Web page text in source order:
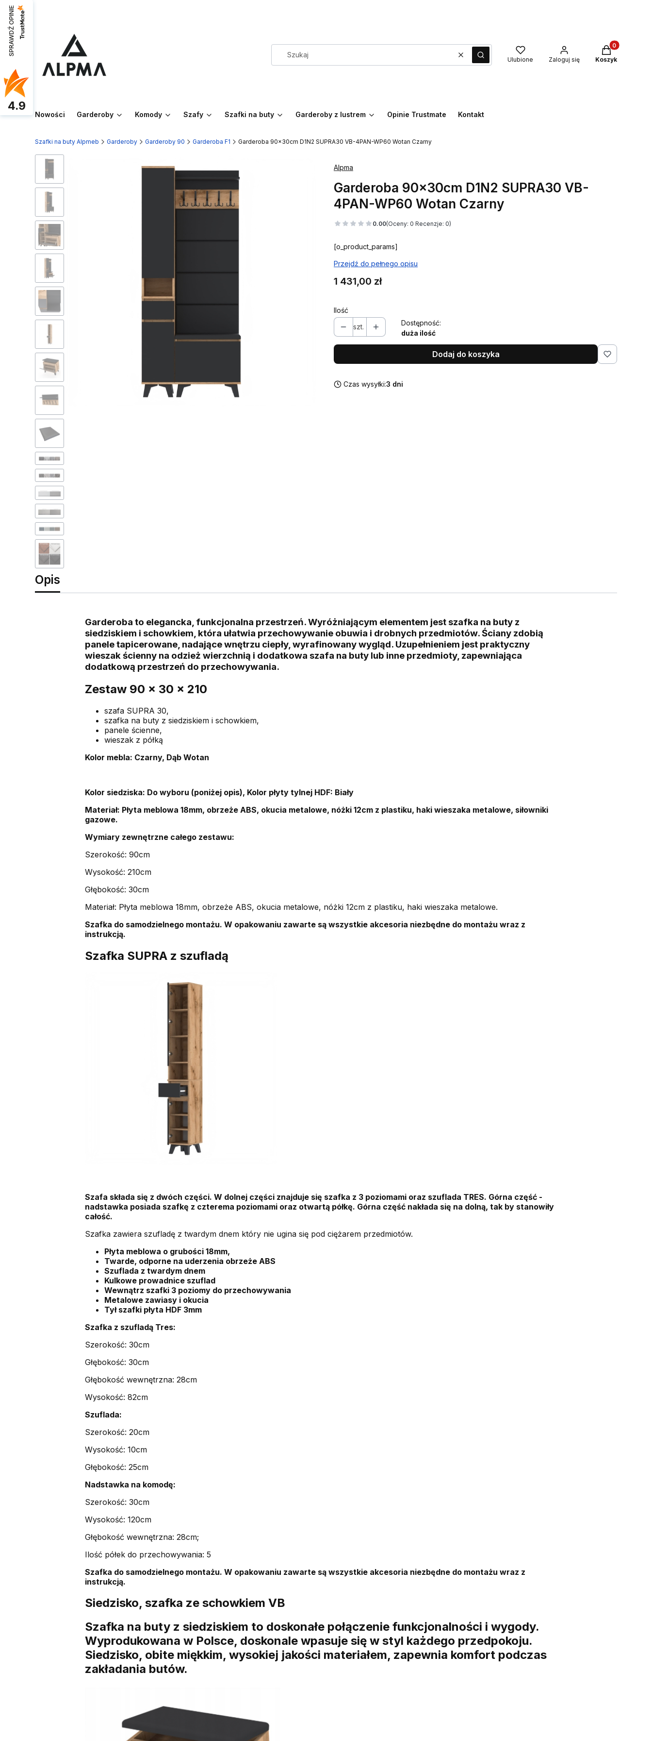
WyczyśćSzukaj Ulubione Zaloguj się
Produkty w
Koszyk
Nowości Garderoby Komody Szafy Szafki na buty Garderoby z lustrem Opinie Trustmate Kontakt
Szafki na buty Alpmeb Garderoby Garderoby 90 Garderoba F1 Garderoba 90x30cm D1N2 SUPRA30 VB-4PAN-WP60 Wotan Czarny
Alpma
Garderoba 90x30cm D1N2 SUPRA30 VB-
4PAN-WP60 Wotan Czarny
0.00(Oceny: 0 Recenzje: 0)
[o_product_params]
Przejdź do pełnego opisu
Cena
1 431,00 zł
Ilość
szt.
Dostępność:
duża ilość
Dodaj do koszyka
Czas wysyłki:3 dni
Opis
Garderoba to elegancka, funkcjonalna przestrzeń. Wyróżniającym elementem jest szafka na buty z
siedziskiem i schowkiem, która ułatwia przechowywanie obuwia i drobnych przedmiotów. Ściany zdobią
panele tapicerowane, nadające wnętrzu ciepły, wyrafinowany wygląd. Uzupełnieniem jest praktyczny
wieszak ścienny na odzież wierzchnią i dodatkowa szafa na buty lub inne przedmioty, zapewniająca
dodatkową przestrzeń do przechowywania.
Zestaw 90 x 30 x 210
szafa SUPRA 30,
szafka na buty z siedziskiem i schowkiem,
panele ścienne,
wieszak z półką
Kolor mebla: Czarny, Dąb Wotan
Kolor siedziska: Do wyboru (poniżej opis), Kolor płyty tylnej HDF: Biały
Materiał: Płyta meblowa 18mm, obrzeże ABS, okucia metalowe, nóżki 12cm z plastiku, haki wieszaka metalowe, siłowniki
gazowe.
Wymiary zewnętrzne całego zestawu:
Szerokość: 90cm
Wysokość: 210cm
Głębokość: 30cm
Materiał: Płyta meblowa 18mm, obrzeże ABS, okucia metalowe, nóżki 12cm z plastiku, haki wieszaka metalowe.
Szafka do samodzielnego montażu. W opakowaniu zawarte są wszystkie akcesoria niezbędne do montażu wraz z
instrukcją.
Szafka SUPRA z szufladą
Szafa składa się z dwóch części. W dolnej części znajduje się szafka z 3 poziomami oraz szuflada TRES. Górna część -
nadstawka posiada szafkę z czterema poziomami oraz otwartą półkę. Górna część nakłada się na dolną, tak by stanowiły
całość.
Szafka zawiera szufladę z twardym dnem który nie ugina się pod ciężarem przedmiotów.
Płyta meblowa o grubości 18mm,
Twarde, odporne na uderzenia obrzeże ABS
Szuflada z twardym dnem
Kulkowe prowadnice szuflad
Wewnątrz szafki 3 poziomy do przechowywania
Metalowe zawiasy i okucia
Tył szafki płyta HDF 3mm
Szafka z szufladą Tres:
Szerokość: 30cm
Głębokość: 30cm
Głębokość wewnętrzna: 28cm
Wysokość: 82cm
Szuflada:
Szerokość: 20cm
Wysokość: 10cm
Głębokość: 25cm
Nadstawka na komodę:
Szerokość: 30cm
Wysokość: 120cm
Głębokość wewnętrzna: 28cm;
Ilość półek do przechowywania: 5
Szafka do samodzielnego montażu. W opakowaniu zawarte są wszystkie akcesoria niezbędne do montażu wraz z
instrukcją.
Siedzisko, szafka ze schowkiem VB
Szafka na buty z siedziskiem to doskonałe połączenie funkcjonalności i wygody.
Wyprodukowana w Polsce, doskonale wpasuje się w styl każdego przedpokoju.
Siedzisko, obite miękkim, wysokiej jakości materiałem, zapewnia komfort podczas
zakładania butów.
SPRAWDŹ OPINIE
4.9